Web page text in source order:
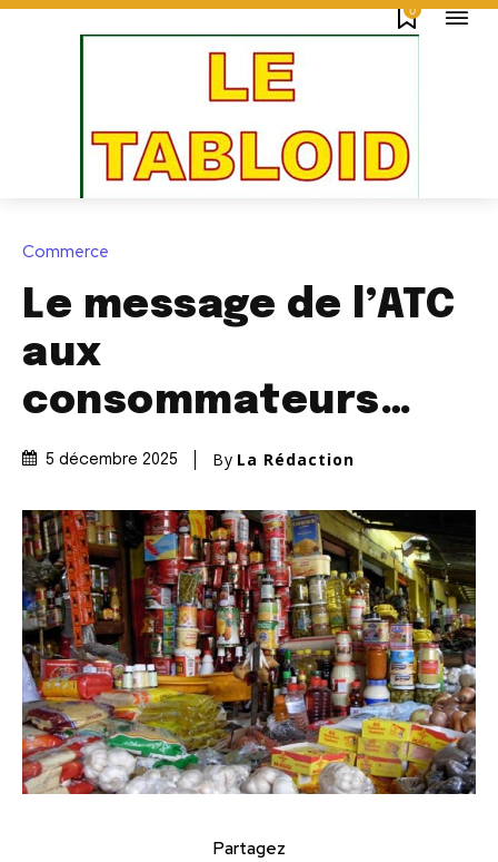
0
Commerce
Le message de l’ATC
aux
consommateurs…
5 décembre 2025 By La Rédaction
Partagez